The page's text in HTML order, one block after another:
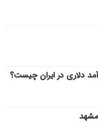
دلاری در ایران چیست؟